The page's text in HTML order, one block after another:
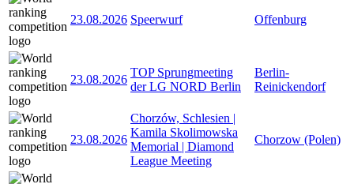
23.08.2026 Speerwurf Offenburg
23.08.2026
TOP Sprungmeeting
der LG NORD Berlin
Berlin-
Reinickendorf
23.08.2026
Chorzów, Schlesien |
Kamila Skolimowska
Memorial | Diamond
League Meeting
Chorzow (Polen)